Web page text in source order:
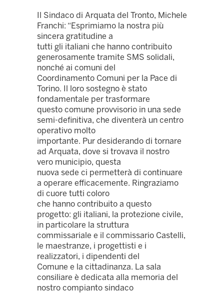
Il Sindaco di Arquata del Tronto, Michele
Franchi: “Esprimiamo la nostra più
sincera gratitudine a
tutti gli italiani che hanno contribuito
generosamente tramite SMS solidali,
nonché ai comuni del
Coordinamento Comuni per la Pace di
Torino. Il loro sostegno è stato
fondamentale per trasformare
questo comune provvisorio in una sede
semi-definitiva, che diventerà un centro
operativo molto
importante. Pur desiderando di tornare
ad Arquata, dove si trovava il nostro
vero municipio, questa
nuova sede ci permetterà di continuare
a operare efficacemente. Ringraziamo
di cuore tutti coloro
che hanno contribuito a questo
progetto: gli italiani, la protezione civile,
in particolare la struttura
commissariale e il commissario Castelli,
le maestranze, i progettisti e i
realizzatori, i dipendenti del
Comune e la cittadinanza. La sala
consiliare è dedicata alla memoria del
nostro compianto sindaco